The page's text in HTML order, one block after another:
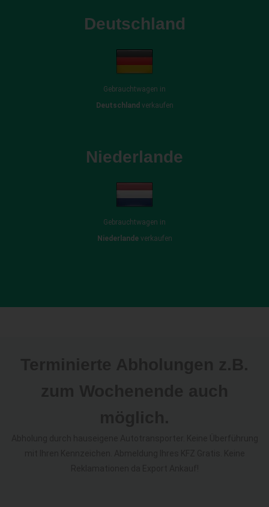
Deutschland
Gebrauchtwagen in
Deutschland verkaufen
Niederlande
Gebrauchtwagen in
Niederlandeverkaufen